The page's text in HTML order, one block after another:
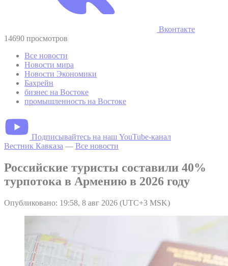
Вконтакте
14690 просмотров
Все новости
Новости мира
Новости Экономики
Бахрейн
бизнес на Востоке
промышленность на Востоке
Подписывайтесь на наш YouTube-канал
Вестник Кавказа — Все новости
Российские туристы составили 40%
турпотока в Армению в 2026 году
Опубликовано: 19:58, 8 авг 2026 (UTC+3 MSK)